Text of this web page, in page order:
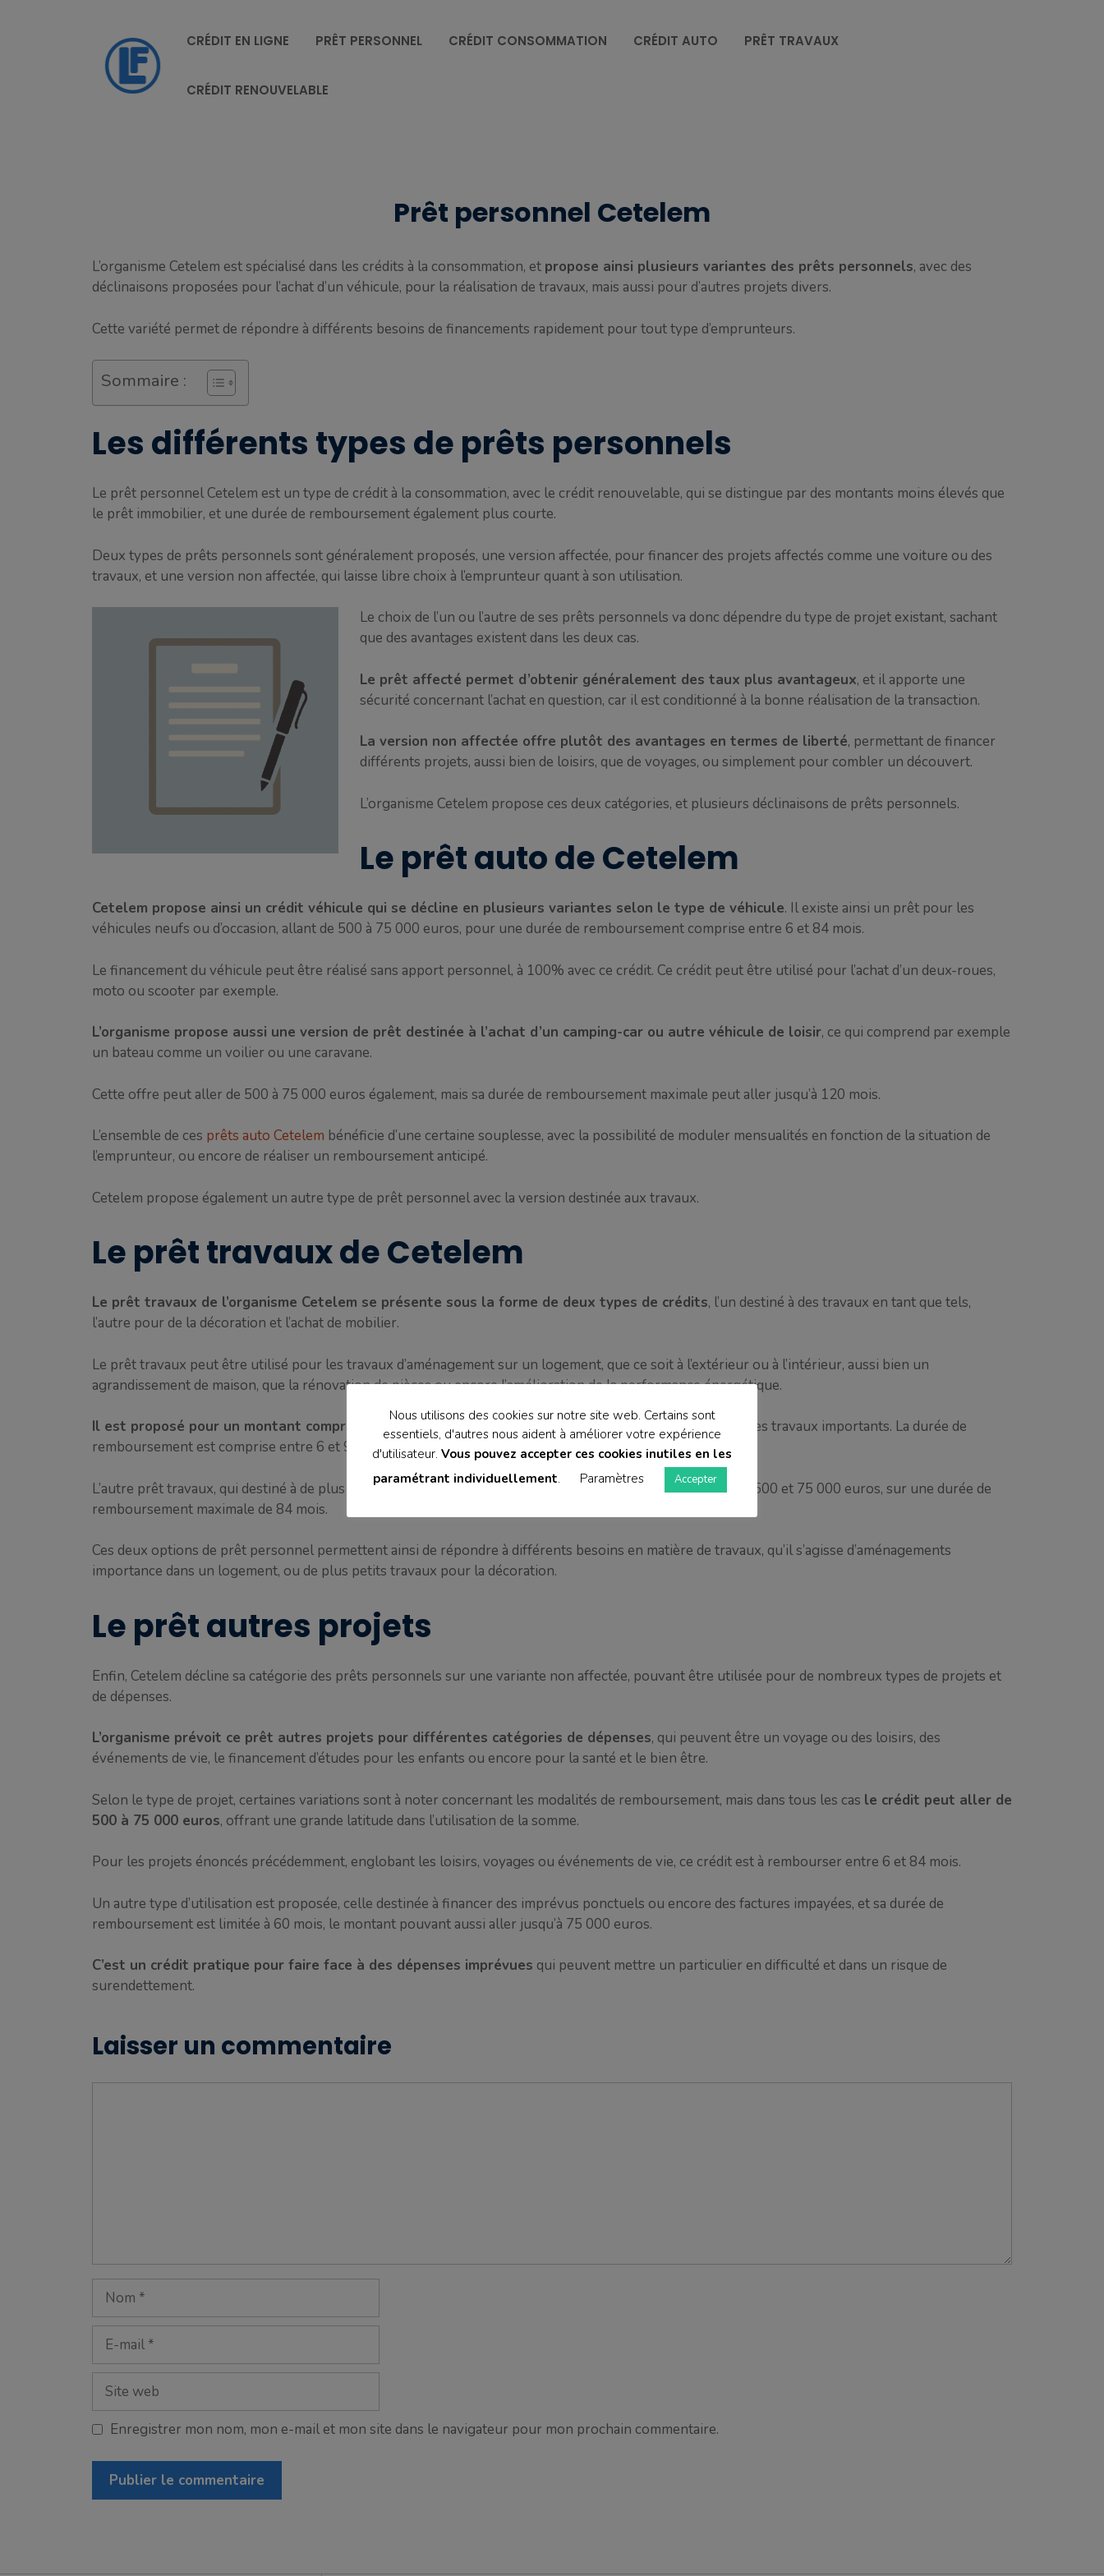
CRÉDIT EN LIGNE PRÊT PERSONNEL CRÉDIT CONSOMMATION CRÉDIT AUTO PRÊT TRAVAUX
CRÉDIT RENOUVELABLE
Prêt personnel Cetelem
L’organisme Cetelem est spécialisé dans les crédits à la consommation, et propose ainsi plusieurs variantes des prêts personnels, avec des
déclinaisons proposées pour l’achat d’un véhicule, pour la réalisation de travaux, mais aussi pour d’autres projets divers.
Cette variété permet de répondre à différents besoins de financements rapidement pour tout type d’emprunteurs.
Sommaire :
Les différents types de prêts personnels
Le prêt personnel Cetelem est un type de crédit à la consommation, avec le crédit renouvelable, qui se distingue par des montants moins élevés que
le prêt immobilier, et une durée de remboursement également plus courte.
Deux types de prêts personnels sont généralement proposés, une version affectée, pour financer des projets affectés comme une voiture ou des
travaux, et une version non affectée, qui laisse libre choix à l’emprunteur quant à son utilisation.
Le choix de l’un ou l’autre de ses prêts personnels va donc dépendre du type de projet existant, sachant
que des avantages existent dans les deux cas.
Le prêt affecté permet d’obtenir généralement des taux plus avantageux, et il apporte une
sécurité concernant l’achat en question, car il est conditionné à la bonne réalisation de la transaction.
La version non affectée offre plutôt des avantages en termes de liberté, permettant de financer
différents projets, aussi bien de loisirs, que de voyages, ou simplement pour combler un découvert.
L’organisme Cetelem propose ces deux catégories, et plusieurs déclinaisons de prêts personnels.
Le prêt auto de Cetelem
Cetelem propose ainsi un crédit véhicule qui se décline en plusieurs variantes selon le type de véhicule. Il existe ainsi un prêt pour les
véhicules neufs ou d’occasion, allant de 500 à 75 000 euros, pour une durée de remboursement comprise entre 6 et 84 mois.
Le financement du véhicule peut être réalisé sans apport personnel, à 100% avec ce crédit. Ce crédit peut être utilisé pour l’achat d’un deux-roues,
moto ou scooter par exemple.
L’organisme propose aussi une version de prêt destinée à l’achat d’un camping-car ou autre véhicule de loisir, ce qui comprend par exemple
un bateau comme un voilier ou une caravane.
Cette offre peut aller de 500 à 75 000 euros également, mais sa durée de remboursement maximale peut aller jusqu’à 120 mois.
L’ensemble de ces prêts auto Cetelem bénéficie d’une certaine souplesse, avec la possibilité de moduler mensualités en fonction de la situation de
l’emprunteur, ou encore de réaliser un remboursement anticipé.
Cetelem propose également un autre type de prêt personnel avec la version destinée aux travaux.
Le prêt travaux de Cetelem
Le prêt travaux de l’organisme Cetelem se présente sous la forme de deux types de crédits, l’un destiné à des travaux en tant que tels,
l’autre pour de la décoration et l’achat de mobilier.
Le prêt travaux peut être utilisé pour les travaux d’aménagement sur un logement, que ce soit à l’extérieur ou à l’intérieur, aussi bien un
agrandissement de maison, que la rénovation de pièces ou encore l’amélioration de la performance énergétique.
Il est proposé pour un montant compris entre 500 et 99 999 euros , ce qui offre la possibilité de faire des travaux importants. La durée de
remboursement est comprise entre 6 et 96 mois.
L’autre prêt travaux, qui destiné à de plus petits travaux de décoration ou à l’achat de mobilier, peut aller de 500 et 75 000 euros, sur une durée de
remboursement maximale de 84 mois.
Ces deux options de prêt personnel permettent ainsi de répondre à différents besoins en matière de travaux, qu’il s’agisse d’aménagements
importance dans un logement, ou de plus petits travaux pour la décoration.
Le prêt autres projets
Enfin, Cetelem décline sa catégorie des prêts personnels sur une variante non affectée, pouvant être utilisée pour de nombreux types de projets et
de dépenses.
L’organisme prévoit ce prêt autres projets pour différentes catégories de dépenses, qui peuvent être un voyage ou des loisirs, des
événements de vie, le financement d’études pour les enfants ou encore pour la santé et le bien être.
Selon le type de projet, certaines variations sont à noter concernant les modalités de remboursement, mais dans tous les cas le crédit peut aller de
500 à 75 000 euros, offrant une grande latitude dans l’utilisation de la somme.
Pour les projets énoncés précédemment, englobant les loisirs, voyages ou événements de vie, ce crédit est à rembourser entre 6 et 84 mois.
Un autre type d’utilisation est proposée, celle destinée à financer des imprévus ponctuels ou encore des factures impayées, et sa durée de
remboursement est limitée à 60 mois, le montant pouvant aussi aller jusqu’à 75 000 euros.
C’est un crédit pratique pour faire face à des dépenses imprévues qui peuvent mettre un particulier en difficulté et dans un risque de
surendettement.
Laisser un commentaire
Nom
mail
Site
web
Enregistrer mon nom, mon e-mail et mon site dans le navigateur pour mon prochain commentaire.
Nous utilisons des cookies sur notre site web. Certains sont
essentiels, d'autres nous aident à améliorer votre expérience
d'utilisateur. Vous pouvez accepter ces cookies inutiles en les
paramétrant individuellement. Paramètres Accepter